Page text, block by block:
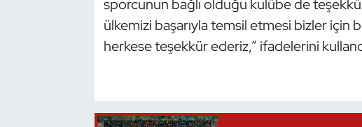
sporcunun bağlı olduğu kulübe de
ülkemizi başarıyla temsil etmesi bizler için
herkese teşekkür ederiz,” ifadelerini
Modern Pentatlon